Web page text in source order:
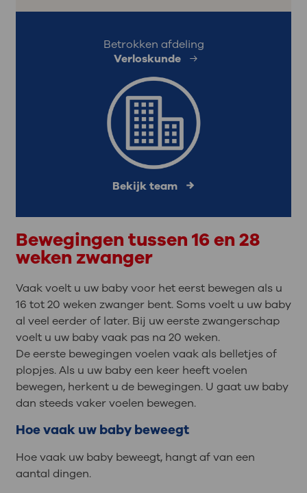
Betrokken afdeling
Verloskunde
Bekijk team
Bewegingen tussen 16 en 28
weken zwanger
Vaak voelt u uw baby voor het eerst bewegen als u
16 tot 20 weken zwanger bent. Soms voelt u uw baby
al veel eerder of later. Bij uw eerste zwangerschap
voelt u uw baby vaak pas na 20 weken.
De eerste bewegingen voelen vaak als belletjes of
plopjes. Als u uw baby een keer heeft voelen
bewegen, herkent u de bewegingen. U gaat uw baby
dan steeds vaker voelen bewegen.
Hoe vaak uw baby beweegt
Hoe vaak uw baby beweegt, hangt af van een
aantal dingen.